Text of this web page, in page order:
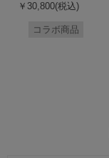
￥30,800(税込)
コラボ商品